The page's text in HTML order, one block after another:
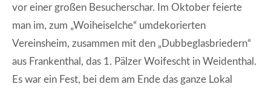
vor einer großen Besucherschar. Im Oktober feierte
man im, zum „Woiheiselche“ umdekorierten
Vereinsheim, zusammen mit den „Dubbeglasbriedern“
aus Frankenthal, das 1. Pälzer Woifescht in Weidenthal.
Es war ein Fest, bei dem am Ende das ganze Lokal